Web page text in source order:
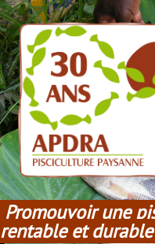
Promouvoir une
rentable et durable